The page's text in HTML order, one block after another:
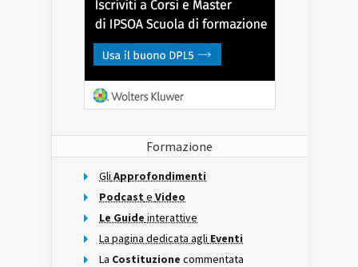
Formazione
Gli Approfondimenti
Podcast e Video
Le Guide interattive
La pagina dedicata agli Eventi
La Costituzione commentata